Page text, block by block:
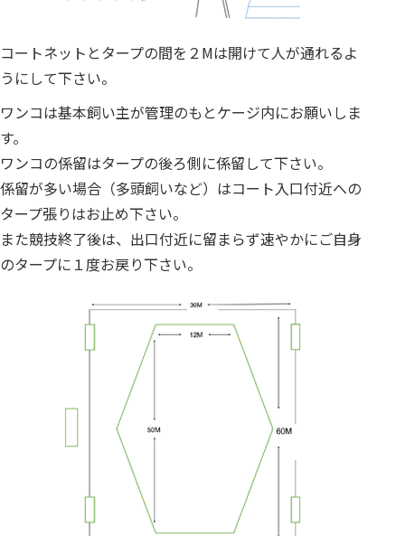
コートネットとタープの間を２Mは開けて人が通れるよ
うにして下さい。
ワンコは基本飼い主が管理のもとケージ内にお願いしま
す。
ワンコの係留はタープの後ろ側に係留して下さい。
係留が多い場合（多頭飼いなど）はコート入口付近への
タープ張りはお止め下さい。
また競技終了後は、出口付近に留まらず速やかにご自身
のタープに１度お戻り下さい。